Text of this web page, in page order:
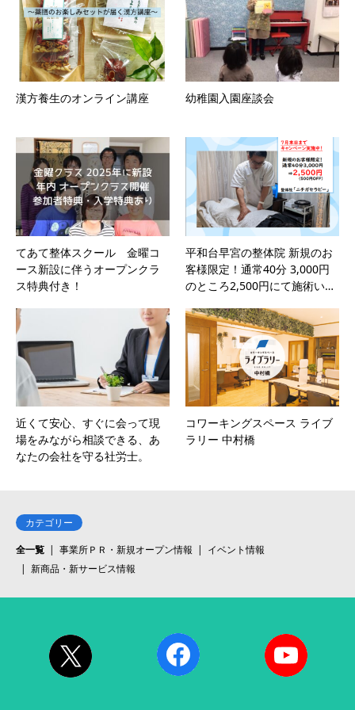
漢方養生のオンライン講座 幼稚園入園座談会
てあて整体スクール 金曜コ
ース新設に伴うオープンクラ
ス特典付き！
平和台早宮の整体院 新規のお
客様限定！通常40分 3,000円
のところ2,500円にて施術い…
近くて安心、すぐに会って現
場をみながら相談できる、あ
なたの会社を守る社労士。
コワーキングスペース ライブ
ラリー 中村橋
カテゴリー
全一覧
事業所ＰＲ・新規オープン情報
イベント情報
新商品・新サービス情報